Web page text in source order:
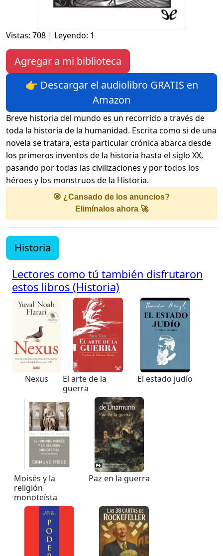
Vistas: 708 | Leyendo: 1
Agregar a mi biblioteca
👉 Descargar el audiolibro GRATIS en
Amazon
Breve historia del mundo es un recorrido a través de
toda la historia de la humanidad. Escrita como si de una
novela se tratara, esta particular crónica abarca desde
los primeros inventos de la historia hasta el siglo XX,
pasando por todas las civilizaciones y por todos los
héroes y los monstruos de la Historia.
🎯 ¿Cansado de los anuncios?
Elimínalos ahora 🚀
Historia
Lectores como tú también disfrutaron
estos libros (Historia)
Nexus
El arte de la
guerra
El estado judío
Moisés y la
religión
monoteísta
Paz en la guerra